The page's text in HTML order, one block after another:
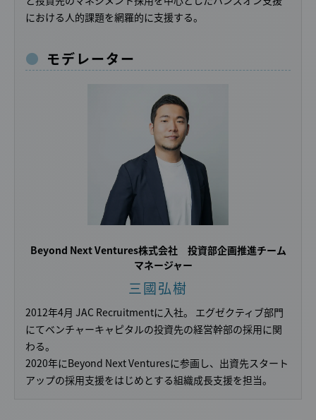
における人的課題を網羅的に支援する。
モデレーター
Beyond Next Ventures株式会社 投資部企画推進チーム
マネージャー
三國弘樹
2012年4月 JAC Recruitmentに入社。 エグゼクティブ部門
にてベンチャーキャピタルの投資先の経営幹部の採用に関
わる。
2020年にBeyond Next Venturesに参画し、出資先スタート
アップの採用支援をはじめとする組織成長支援を担当。